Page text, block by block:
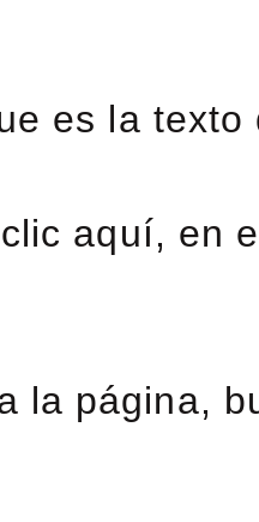
es la texto
aquí, en
la página,